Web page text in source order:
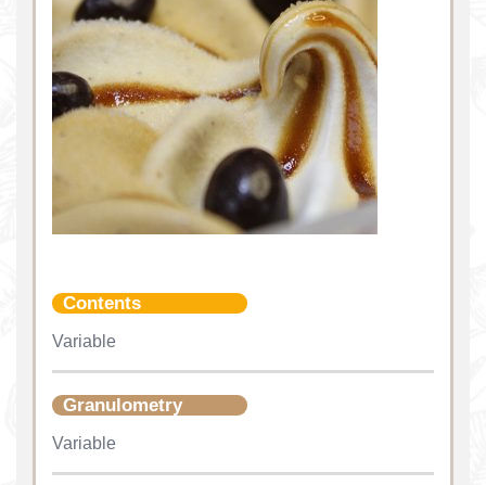
Contents
Variable
Granulometry
Variable